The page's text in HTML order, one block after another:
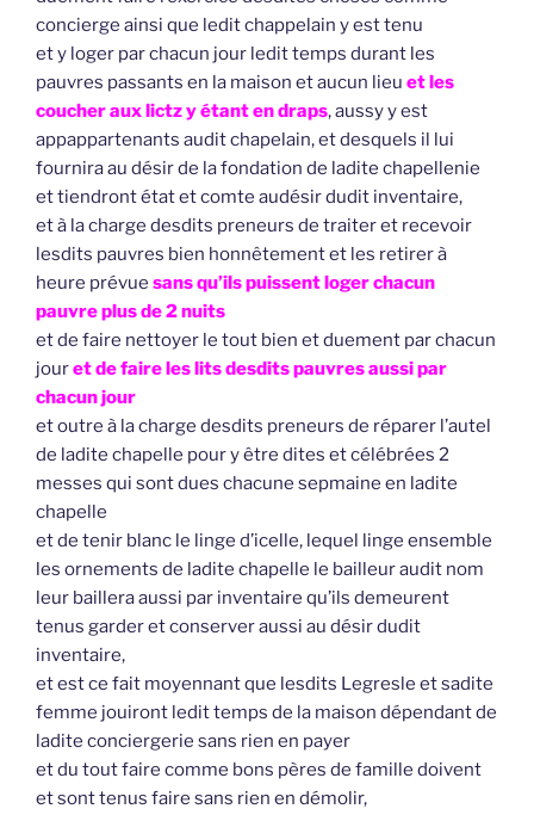
concierge ainsi que ledit chappelain y est tenu
et y loger par chacun jour ledit temps durant les
pauvres passants en la maison et aucun lieu et les
coucher aux lictz y étant en draps, aussy y est
appappartenants audit chapelain, et desquels il lui
fournira au désir de la fondation de ladite chapellenie
et tiendront état et comte audésir dudit inventaire,
et à la charge desdits preneurs de traiter et recevoir
lesdits pauvres bien honnêtement et les retirer à
heure prévue sans qu’ils puissent loger chacun
pauvre plus de 2 nuits
et de faire nettoyer le tout bien et duement par chacun
jouret de faire les lits desdits pauvres aussi par
chacun jour
et outre à la charge desdits preneurs de réparer l’autel
de ladite chapelle pour y être dites et célébrées 2
messes qui sont dues chacune sepmaine en ladite
chapelle
et de tenir blanc le linge d’icelle, lequel linge ensemble
les ornements de ladite chapelle le bailleur audit nom
leur baillera aussi par inventaire qu’ils demeurent
tenus garder et conserver aussi au désir dudit
inventaire,
et est ce fait moyennant que lesdits Legresle et sadite
femme jouiront ledit temps de la maison dépendant de
ladite conciergerie sans rien en payer
et du tout faire comme bons pères de famille doivent
et sont tenus faire sans rien en démolir,